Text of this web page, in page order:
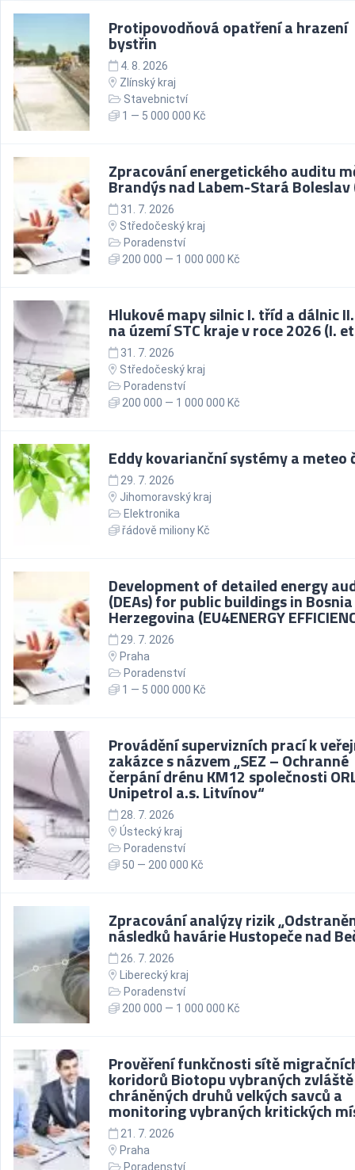
Protipovodňová opatření a hrazení
bystřin
4. 8. 2026
Zlínský kraj
Stavebnictví
1 — 5 000 000 Kč
Zpracování energetického auditu
Brandýs nad Labem-Stará Boleslav
31. 7. 2026
Středočeský kraj
Poradenství
200 000 — 1 000 000 Kč
Hlukové mapy silnic I. tříd a dálnic
na území STC kraje v roce 2026 (I.
31. 7. 2026
Středočeský kraj
Poradenství
200 000 — 1 000 000 Kč
Eddy kovarianční systémy a meteo
29. 7. 2026
Jihomoravský kraj
Elektronika
řádově miliony Kč
Development of detailed energy
(DEAs) for public buildings in
Herzegovina (EU4ENERGY
29. 7. 2026
Praha
Poradenství
1 — 5 000 000 Kč
Provádění supervizních prací k
zakázce s názvem „SEZ – Ochranné
čerpání drénu KM12 společnosti
Unipetrol a.s. Litvínov“
28. 7. 2026
Ústecký kraj
Poradenství
50 — 200 000 Kč
Zpracování analýzy rizik
následků havárie Hustopeče nad
26. 7. 2026
Liberecký kraj
Poradenství
200 000 — 1 000 000 Kč
Prověření funkčnosti sítě
koridorů Biotopu vybraných zvláště
chráněných druhů velkých savců a
monitoring vybraných kritických
21. 7. 2026
Praha
Poradenství